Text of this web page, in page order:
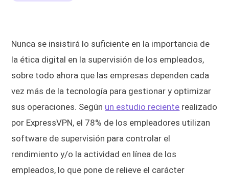
Nunca se insistirá lo suficiente en la importancia de
la ética digital en la supervisión de los empleados,
sobre todo ahora que las empresas dependen cada
vez más de la tecnología para gestionar y optimizar
sus operaciones. Según un estudio reciente realizado
por ExpressVPN, el 78% de los empleadores utilizan
software de supervisión para controlar el
rendimiento y/o la actividad en línea de los
empleados, lo que pone de relieve el carácter